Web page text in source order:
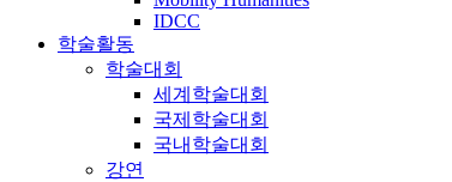
IDCC
학술활동
학술대회
세계학술대회
국제학술대회
국내학술대회
강연